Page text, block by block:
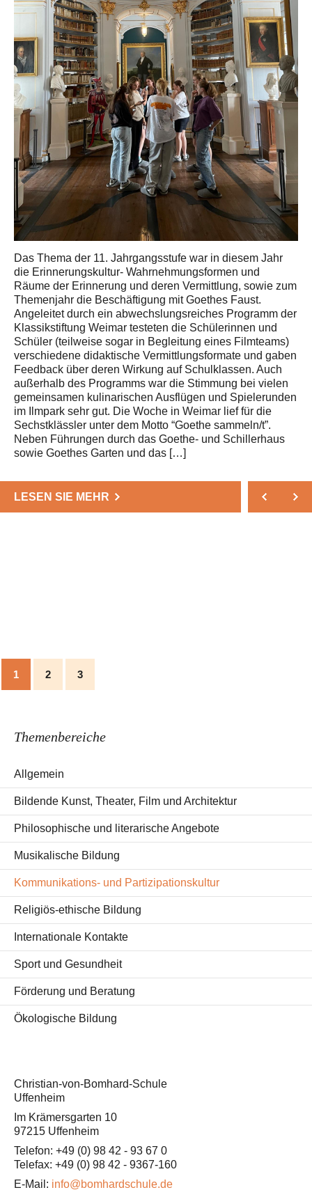
Das Thema der 11. Jahrgangsstufe war in diesem Jahr
die Erinnerungskultur- Wahrnehmungsformen und
Räume der Erinnerung und deren Vermittlung, sowie zum
Themenjahr die Beschäftigung mit Goethes Faust.
Angeleitet durch ein abwechslungsreiches Programm der
Klassikstiftung Weimar testeten die Schülerinnen und
Schüler (teilweise sogar in Begleitung eines Filmteams)
verschiedene didaktische Vermittlungsformate und gaben
Feedback über deren Wirkung auf Schulklassen. Auch
außerhalb des Programms war die Stimmung bei vielen
gemeinsamen kulinarischen Ausflügen und Spielerunden
im Ilmpark sehr gut. Die Woche in Weimar lief für die
Sechstklässler unter dem Motto “Goethe sammeln/t”.
Neben Führungen durch das Goethe- und Schillerhaus
sowie Goethes Garten und das […]
LESEN SIE MEHR
1 2 3
Themenbereiche
Allgemein
Bildende Kunst, Theater, Film und Architektur
Philosophische und literarische Angebote
Musikalische Bildung
Kommunikations- und Partizipationskultur
Religiös-ethische Bildung
Internationale Kontakte
Sport und Gesundheit
Förderung und Beratung
Ökologische Bildung
Christian-von-Bomhard-Schule
Uffenheim
Im Krämersgarten 10
97215 Uffenheim
Telefon: +49 (0) 98 42 - 93 67 0
Telefax: +49 (0) 98 42 - 9367-160
E-Mail: info@bomhardschule.de